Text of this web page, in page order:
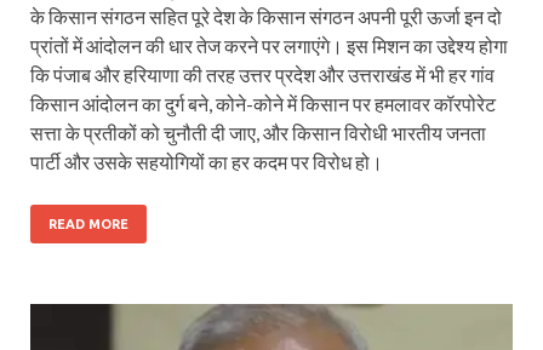
के किसान संगठन सहित पूरे देश के किसान संगठन अपनी पूरी ऊर्जा इन दो
प्रांतों में आंदोलन की धार तेज करने पर लगाएंगे। इस मिशन का उद्देश्य होगा
कि पंजाब और हरियाणा की तरह उत्तर प्रदेश और उत्तराखंड में भी हर गांव
किसान आंदोलन का दुर्ग बने, कोने-कोने में किसान पर हमलावर कॉरपोरेट
सत्ता के प्रतीकों को चुनौती दी जाए, और किसान विरोधी भारतीय जनता
पार्टी और उसके सहयोगियों का हर कदम पर विरोध हो।
READ MORE